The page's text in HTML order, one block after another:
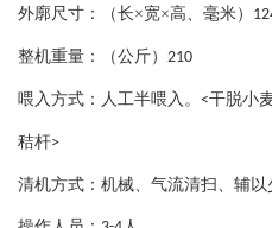
外廓尺寸：（长×宽×高、毫米）
整机重量：（公斤） 210
喂入方式：人工半喂 入 。 <干脱小
秸杆>
清机方式：机械、气流清扫、 辅以